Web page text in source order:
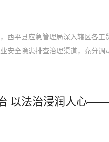
平县应急管理局深入辖区各工
安全隐患排查治理渠道，充分调
以法治浸润人心